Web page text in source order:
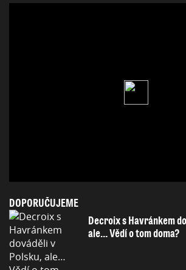
DOPORUČUJEME
Decroix s Havránkem
ale… Vědí o tom doma?